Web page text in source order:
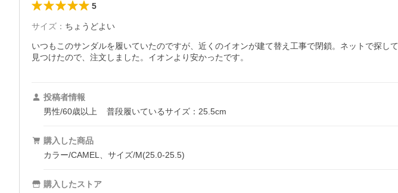
5
サイズ ： ちょうどよい
いつもこのサンダルを履いていたのですが、近くのイオンが建て替え工事で閉鎖。ネットで探して
見つけたので、注文しました。イオンより安かったです。
投稿者情報
男性/60歳以上
普段履いているサイズ：25.5cm
購入した商品
カラー/CAMEL、サイズ/M(25.0-25.5)
購入したストア